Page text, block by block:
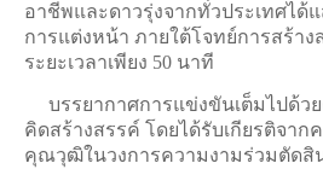
อาชีพและดาวรุ่งจากทั่วประเทศได้
การแต่งหน้า ภายใต้โจทย์การสร้าง
ระยะเวลาเพียง 50 นาที
บรรยากาศการแข่งขันเต็มไปด้ว
คิดสร้างสรรค์ โดยได้รับเกียรติจา
คุณวุฒิในวงการความงามร่วมตัดสิ